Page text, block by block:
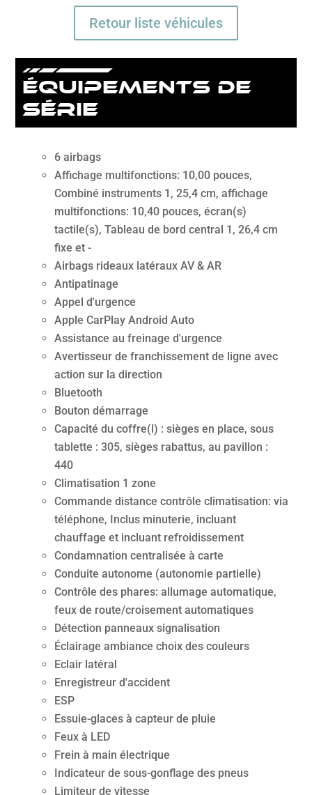
Retour liste véhicules
équipements de
série
6 airbags
Affichage multifonctions: 10,00 pouces,
Combiné instruments 1, 25,4 cm, affichage
multifonctions: 10,40 pouces, écran(s)
tactile(s), Tableau de bord central 1, 26,4 cm
fixe et -
Airbags rideaux latéraux AV & AR
Antipatinage
Appel d'urgence
Apple CarPlay Android Auto
Assistance au freinage d'urgence
Avertisseur de franchissement de ligne avec
action sur la direction
Bluetooth
Bouton démarrage
Capacité du coffre(l) : sièges en place, sous
tablette : 305, sièges rabattus, au pavillon :
440
Climatisation 1 zone
Commande distance contrôle climatisation: via
téléphone, Inclus minuterie, incluant
chauffage et incluant refroidissement
Condamnation centralisée à carte
Conduite autonome (autonomie partielle)
Contrôle des phares: allumage automatique,
feux de route/croisement automatiques
Détection panneaux signalisation
Éclairage ambiance choix des couleurs
Eclair latéral
Enregistreur d'accident
ESP
Essuie-glaces à capteur de pluie
Feux à LED
Frein à main électrique
Indicateur de sous-gonflage des pneus
Limiteur de vitesse